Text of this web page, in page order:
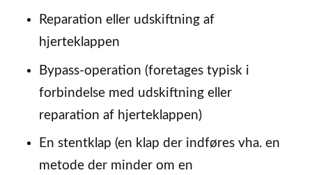
Reparation eller udskiftning af
hjerteklappen
Bypass-operation (foretages typisk i
forbindelse med udskiftning eller
reparation af hjerteklappen)
En stentklap (en klap der indføres vha. en
metode der minder om en